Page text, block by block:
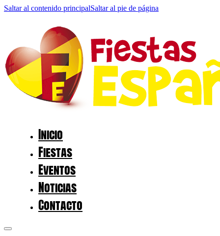
Saltar al contenido principalSaltar al pie de página
Inicio
Fiestas
Eventos
Noticias
Contacto